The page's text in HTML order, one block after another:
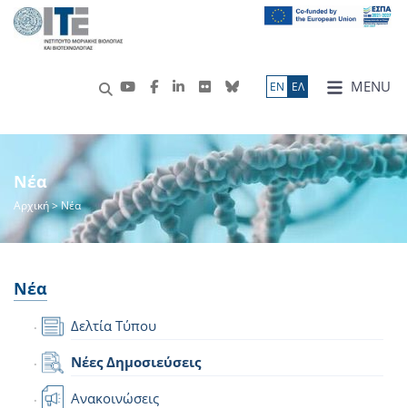
MENU
ΕN ΕΛ
Νέα
Αρχική> Νέα
Νέα
Δελτία Τύπου
Νέες Δημοσιεύσεις
Ανακοινώσεις